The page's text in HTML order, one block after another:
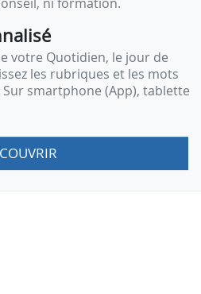
votre Quotidien, le jour de
les rubriques et les mots
Sur smartphone (App), tablette